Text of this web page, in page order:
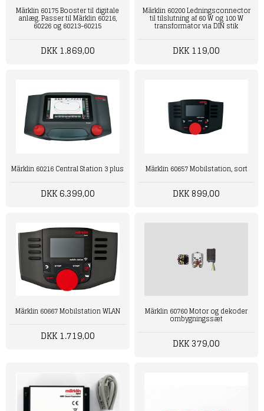
Märklin 60175 Booster til digitale
anlæg. Passer til Märklin 60216,
60226 og 60213-60215
DKK 1.869,00
Märklin 60200 Ledningsconnector
til tilslutning af 60 W og 100 W
transformator via DIN stik
DKK 119,00
Märklin 60216 Central Station 3 plus
DKK 6.399,00
Märklin 60657 Mobilstation, sort
DKK 899,00
Märklin 60667 Mobilstation WLAN
DKK 1.719,00
Märklin 60760 Motor og dekoder
ombygningssæt
DKK 379,00